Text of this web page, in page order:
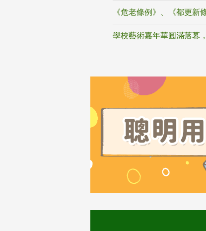
《危老條例》、《都更新
學校藝術嘉年華圓滿落幕